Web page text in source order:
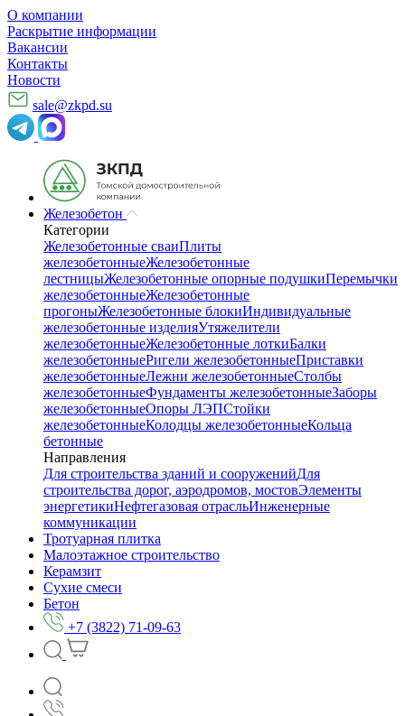
О компании
Раскрытие информации
Вакансии
Контакты
Новости
sale@zkpd.su
Железобетон
Категории
Железобетонные сваиПлиты
железобетонныеЖелезобетонные
лестницыЖелезобетонные опорные подушкиПеремычки
железобетонныеЖелезобетонные
прогоныЖелезобетонные блокиИндивидуальные
железобетонные изделияУтяжелители
железобетонныеЖелезобетонные лоткиБалки
железобетонныеРигели железобетонныеПриставки
железобетонныеЛежни железобетонныеСтолбы
железобетонныеФундаменты железобетонныеЗаборы
железобетонныеОпоры ЛЭПСтойки
железобетонныеКолодцы железобетонныеКольца
бетонные
Направления
Для строительства зданий и сооруженийДля
строительства дорог, аэродромов, мостовЭлементы
энергетикиНефтегазовая отрасльИнженерные
коммуникации
Тротуарная плитка
Малоэтажное строительство
Керамзит
Сухие смеси
Бетон
+7 (3822) 71-09-63